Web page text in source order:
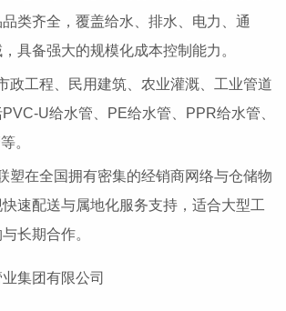
类齐全，覆盖给水、排水、电力、通
具备强大的规模化成本控制能力。
工程、民用建筑、农业灌溉、工业管道
U给水管、PE给水管、PPR给水管、
。
在全国拥有密集的经销商网络与仓储物
速配送与属地化服务支持，适合大型工
长期合作。
集团有限公司